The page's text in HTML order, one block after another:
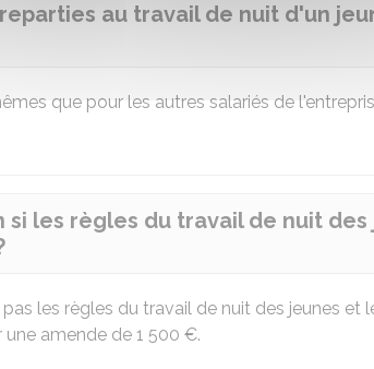
au travail de nuit d'un
que pour les autres salariés de
si les règles du travail de nuit des
les règles du travail de nuit des jeunes et
amende de 1 500 €.